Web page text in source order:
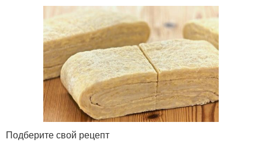
Подберите свой рецепт